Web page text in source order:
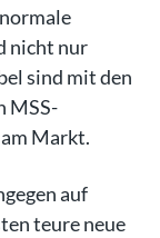
nicht nur
sind mit den
MSS-
Markt.
auf
teure neue